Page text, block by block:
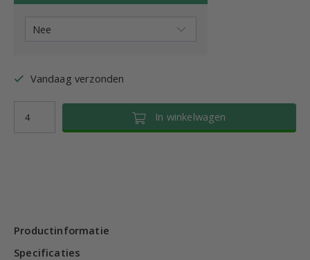
Vandaag verzonden
In winkelwagen
Productinformatie
Specificaties